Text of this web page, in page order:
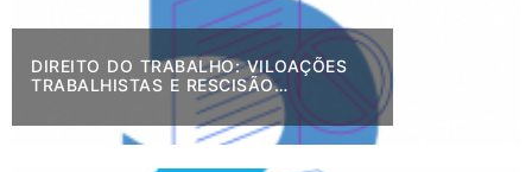
DIREITO DO TRABALHO: VILOAÇÕES
TRABALHISTAS E RESCISÃO